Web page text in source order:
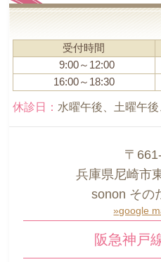
受付時間
9:00～12:00
16:00～18:30
休診日： 水曜午後、土曜午後
〒
兵庫県尼崎市
sonon そ
»google
阪急神戸